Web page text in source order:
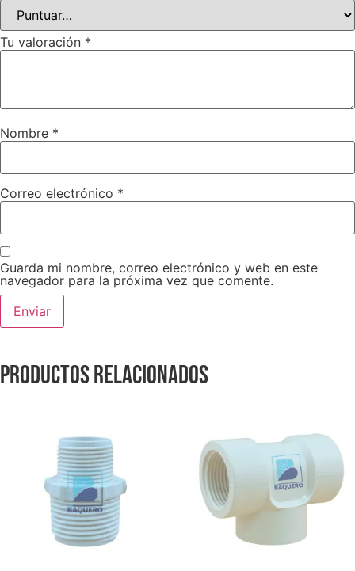
Tu valoración *
Nombre *
Correo electrónico *
Guarda mi nombre, correo electrónico y web en este
navegador para la próxima vez que comente.
Productos relacionados